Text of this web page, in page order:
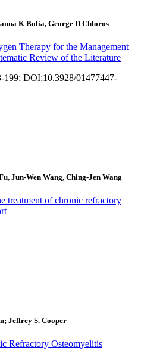
K Bolia, George D Chloros
Therapy for the Management
Review of the Literature
199; DOI:10.3928/01477447-
Jun-Wen Wang, Ching-Jen Wang
treatment of chronic refractory
Jeffrey S. Cooper
Refractory Osteomyelitis